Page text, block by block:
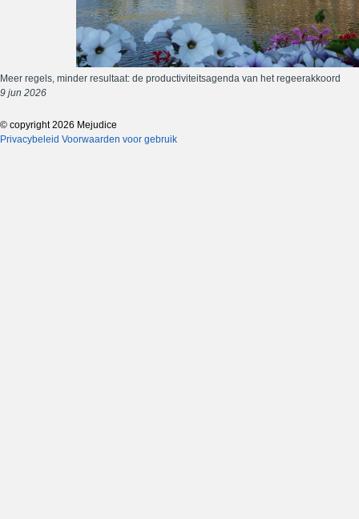
Meer regels, minder resultaat: de productiviteitsagenda van het regeerakkoord
9 jun 2026
© copyright 2026 Mejudice
Privacybeleid Voorwaarden voor gebruik